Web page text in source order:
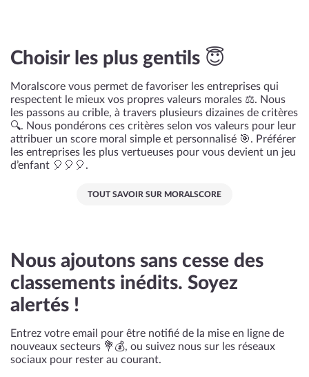
Choisir les plus gentils 😇
Moralscore vous permet de favoriser les entreprises qui
respectent le mieux vos propres valeurs morales ⚖️. Nous
les passons au crible, à travers plusieurs dizaines de critères
🔍. Nous pondérons ces critères selon vos valeurs pour leur
attribuer un score moral simple et personnalisé 🎯. Préférer
les entreprises les plus vertueuses pour vous devient un jeu
d’enfant 🎈🎈🎈.
TOUT SAVOIR SUR MORALSCORE
Nous ajoutons sans cesse des
classements inédits. Soyez
alertés !
Entrez votre email pour être notifié de la mise en ligne de
nouveaux secteurs 💐💰, ou suivez nous sur les réseaux
sociaux pour rester au courant.